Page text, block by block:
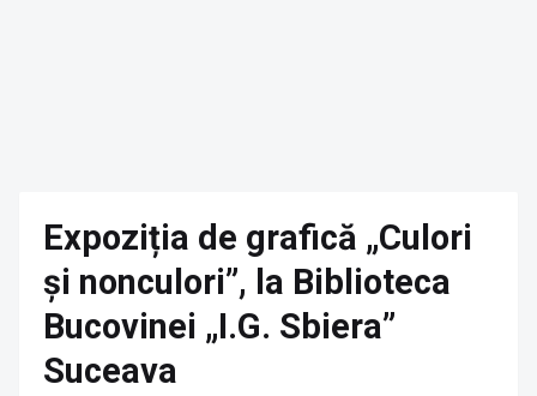
Expoziția de grafică „Culori
și nonculori”, la Biblioteca
Bucovinei „I.G. Sbiera”
Suceava